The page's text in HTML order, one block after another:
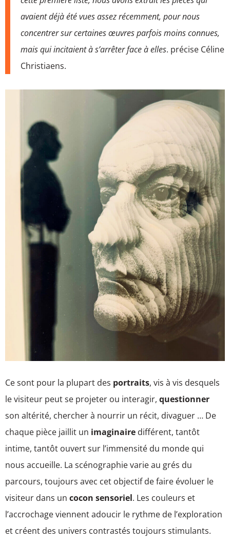
avaient déjà été vues assez récemment, pour nous
concentrer sur certaines œuvres parfois moins connues,
mais qui incitaient à s’arrêter face à elles. précise Céline
Christiaens.
Ce sont pour la plupart des portraits, vis à vis desquels
le visiteur peut se projeter ou interagir, questionner
son altérité, chercher à nourrir un récit, divaguer … De
chaque pièce jaillit un imaginaire différent, tantôt
intime, tantôt ouvert sur l’immensité du monde qui
nous accueille. La scénographie varie au grés du
parcours, toujours avec cet objectif de faire évoluer le
visiteur dans un cocon sensoriel. Les couleurs et
l’accrochage viennent adoucir le rythme de l’exploration
et créent des univers contrastés toujours stimulants.